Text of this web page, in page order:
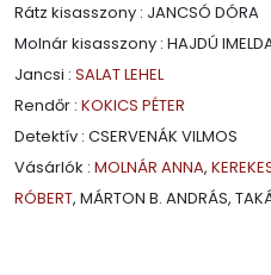
Rátz kisasszony : JANCSÓ DÓRA
Molnár kisasszony : HAJDÚ
Jancsi : SALAT LEHEL
Rendőr : KOKICS PÉTER
Detektív : CSERVENÁK VILMOS
Vásárlók : MOLNÁR ANNA,
RÓBERT, MÁRTON B. ANDRÁS,